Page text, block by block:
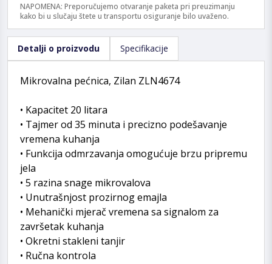
NAPOMENA: Preporučujemo otvaranje paketa pri preuzimanju
kako bi u slučaju štete u transportu osiguranje bilo uvaženo.
Detalji o proizvodu Specifikacije
Mikrovalna pećnica, Zilan ZLN4674
• Kapacitet 20 litara
• Tajmer od 35 minuta i precizno podešavanje
vremena kuhanja
• Funkcija odmrzavanja omogućuje brzu pripremu
jela
• 5 razina snage mikrovalova
• Unutrašnjost prozirnog emajla
• Mehanički mjerač vremena sa signalom za
završetak kuhanja
• Okretni stakleni tanjir
• Ručna kontrola